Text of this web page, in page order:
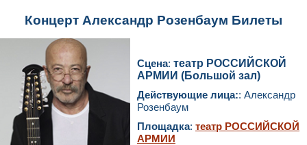
Концерт Александр Розенбаум Билеты
Сцена: театр РОССИЙСКОЙ
АРМИИ (Большой зал)
Действующие лица:: Александр
Розенбаум
Площадка: театр РОССИЙСКОЙ
АРМИИ